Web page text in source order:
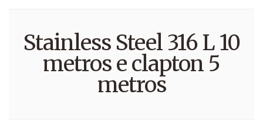
Stainless Steel 316 L 10
metros e clapton 5
metros